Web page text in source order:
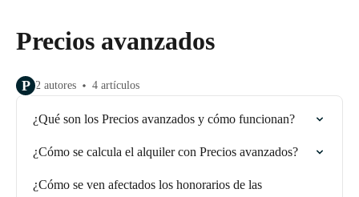
Precios avanzados
P 2 autores 4 artículos
¿Qué son los Precios avanzados y cómo funcionan?
¿Cómo se calcula el alquiler con Precios avanzados?
¿Cómo se ven afectados los honorarios de las